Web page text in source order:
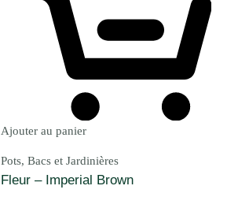
Ajouter au panier
Pots, Bacs et Jardinières
Fleur – Imperial Brown